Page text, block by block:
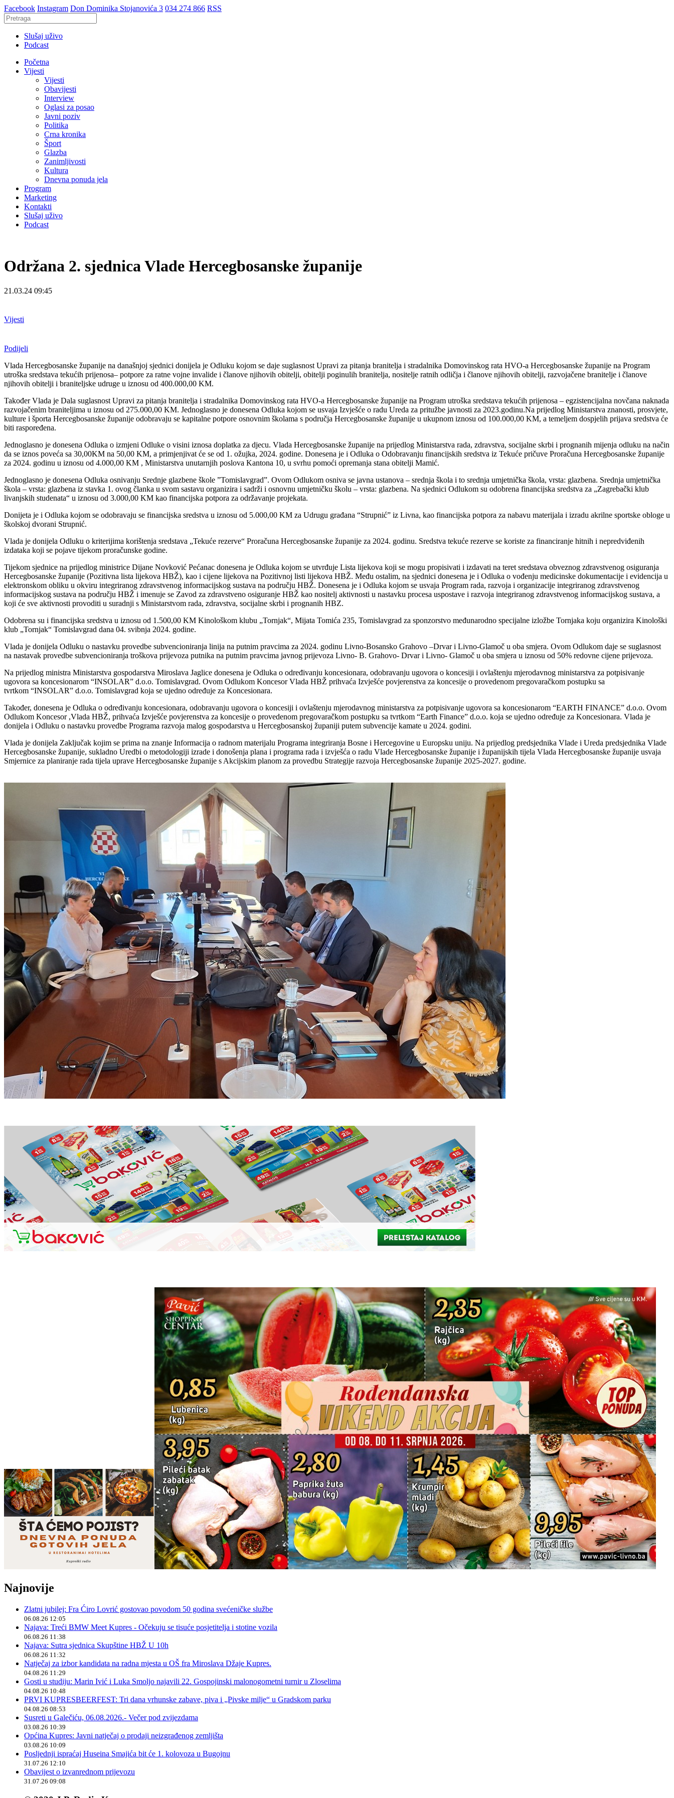
Facebook Instagram Don Dominika Stojanovića 3 034 274 866 RSS
Slušaj uživo
Podcast
Početna
Vijesti
Vijesti
Obavijesti
Interview
Oglasi za posao
Javni poziv
Politika
Crna kronika
Šport
Glazba
Zanimljivosti
Kultura
Dnevna ponuda jela
Program
Marketing
Kontakti
Slušaj uživo
Podcast
Održana 2. sjednica Vlade Hercegbosanske županije
21.03.24 09:45
Vijesti
Podijeli
Vlada Hercegbosanske županije na današnjoj sjednici donijela je Odluku kojom se daje suglasnost Upravi za pitanja branitelja i stradalnika Domovinskog rata HVO-a Hercegbosanske županije na Program
utroška sredstava tekućih prijenosa– potpore za ratne vojne invalide i članove njihovih obitelji, obitelji poginulih branitelja, nositelje ratnih odličja i članove njihovih obitelji, razvojačene branitelje i članove
njihovih obitelji i braniteljske udruge u iznosu od 400.000,00 KM.
Također Vlada je Dala suglasnost Upravi za pitanja branitelja i stradalnika Domovinskog rata HVO-a Hercegbosanske županije na Program utroška sredstava tekućih prijenosa – egzistencijalna novčana naknada
razvojačenim braniteljima u iznosu od 275.000,00 KM. Jednoglasno je donesena Odluka kojom se usvaja Izvješće o radu Ureda za pritužbe javnosti za 2023.godinu.Na prijedlog Ministarstva znanosti, prosvjete,
kulture i športa Hercegbosanske županije odobravaju se kapitalne potpore osnovnim školama s područja Hercegbosanske županije u ukupnom iznosu od 100.000,00 KM, a temeljem dospjelih prijava sredstva će
biti raspoređena.
Jednoglasno je donesena Odluka o izmjeni Odluke o visini iznosa doplatka za djecu. Vlada Hercegbosanske županije na prijedlog Ministarstva rada, zdravstva, socijalne skrbi i prognanih mijenja odluku na način
da se iznos poveća sa 30,00KM na 50,00 KM, a primjenjivat će se od 1. ožujka, 2024. godine. Donesena je i Odluka o Odobravanju financijskih sredstva iz Tekuće pričuve Proračuna Hercegbosanske županije
za 2024. godinu u iznosu od 4.000,00 KM , Ministarstva unutarnjih poslova Kantona 10, u svrhu pomoći opremanja stana obitelji Mamić.
Jednoglasno je donesena Odluka osnivanju Srednje glazbene škole ”Tomislavgrad”. Ovom Odlukom osniva se javna ustanova – srednja škola i to srednja umjetnička škola, vrsta: glazbena. Srednja umjetnička
škola – vrsta: glazbena iz stavka 1. ovog članka u svom sastavu organizira i sadrži i osnovnu umjetničku školu – vrsta: glazbena. Na sjednici Odlukom su odobrena financijska sredstva za „Zagrebački klub
livanjskih studenata“ u iznosu od 3.000,00 KM kao financijska potpora za održavanje projekata.
Donijeta je i Odluka kojom se odobravaju se financijska sredstva u iznosu od 5.000,00 KM za Udrugu građana “Strupnić” iz Livna, kao financijska potpora za nabavu materijala i izradu akrilne sportske obloge u
školskoj dvorani Strupnić.
Vlada je donijela Odluku o kriterijima korištenja sredstava „Tekuće rezerve“ Proračuna Hercegbosanske županije za 2024. godinu. Sredstva tekuće rezerve se koriste za financiranje hitnih i nepredviđenih
izdataka koji se pojave tijekom proračunske godine.
Tijekom sjednice na prijedlog ministrice Dijane Novković Pećanac donesena je Odluka kojom se utvrđuje Lista lijekova koji se mogu propisivati i izdavati na teret sredstava obveznog zdravstvenog osiguranja
Hercegbosanske županije (Pozitivna lista lijekova HBŽ), kao i cijene lijekova na Pozitivnoj listi lijekova HBŽ. Među ostalim, na sjednici donesena je i Odluka o vođenju medicinske dokumentacije i evidencija u
elektronskom obliku u okviru integriranog zdravstvenog informacijskog sustava na području HBŽ. Donesena je i Odluka kojom se usvaja Program rada, razvoja i organizacije integriranog zdravstvenog
informacijskog sustava na području HBŽ i imenuje se Zavod za zdravstveno osiguranje HBŽ kao nositelj aktivnosti u nastavku procesa uspostave i razvoja integriranog zdravstvenog informacijskog sustava, a
koji će sve aktivnosti provoditi u suradnji s Ministarstvom rada, zdravstva, socijalne skrbi i prognanih HBZ.
Odobrena su i financijska sredstva u iznosu od 1.500,00 KM Kinološkom klubu „Tornjak“, Mijata Tomića 235, Tomislavgrad za sponzorstvo međunarodno specijalne izložbe Tornjaka koju organizira Kinološki
klub „Tornjak“ Tomislavgrad dana 04. svibnja 2024. godine.
Vlada je donijela Odluku o nastavku provedbe subvencioniranja linija na putnim pravcima za 2024. godinu Livno-Bosansko Grahovo –Drvar i Livno-Glamoč u oba smjera. Ovom Odlukom daje se suglasnost
na nastavak provedbe subvencioniranja troškova prijevoza putnika na putnim pravcima javnog prijevoza Livno- B. Grahovo- Drvar i Livno- Glamoč u oba smjera u iznosu od 50% redovne cijene prijevoza.
Na prijedlog ministra Ministarstva gospodarstva Miroslava Jaglice donesena je Odluka o određivanju koncesionara, odobravanju ugovora o koncesiji i ovlaštenju mjerodavnog ministarstva za potpisivanje
ugovora sa koncesionarom “INSOLAR” d.o.o. Tomislavgrad. Ovom Odlukom Koncesor Vlada HBŽ prihvaća Izvješće povjerenstva za koncesije o provedenom pregovaračkom postupku sa
tvrtkom “INSOLAR” d.o.o. Tomislavgrad koja se ujedno određuje za Koncesionara.
Također, donesena je Odluka o određivanju koncesionara, odobravanju ugovora o koncesiji i ovlaštenju mjerodavnog ministarstva za potpisivanje ugovora sa koncesionarom “EARTH FINANCE” d.o.o. Ovom
Odlukom Koncesor ,Vlada HBŽ, prihvaća Izvješće povjerenstva za koncesije o provedenom pregovaračkom postupku sa tvrtkom “Earth Finance” d.o.o. koja se ujedno određuje za Koncesionara. Vlada je
donijela i Odluku o nastavku provedbe Programa razvoja malog gospodarstva u Hercegbosanskoj županiji putem subvencije kamate u 2024. godini.
Vlada je donijela Zaključak kojim se prima na znanje Informacija o radnom materijalu Programa integriranja Bosne i Hercegovine u Europsku uniju. Na prijedlog predsjednika Vlade i Ureda predsjednika Vlade
Hercegbosanske županije, sukladno Uredbi o metodologiji izrade i donošenja plana i programa rada i izvješća o radu Vlade Hercegbosanske županije i županijskih tijela Vlada Hercegbosanske županije usvaja
Smjernice za planiranje rada tijela uprave Hercegbosanske županije s Akcijskim planom za provedbu Strategije razvoja Hercegbosanske županije 2025-2027. godine.
Najnovije
Zlatni jubilej: Fra Ćiro Lovrić gostovao povodom 50 godina svećeničke službe
06.08.26 12:05
Najava: Treći BMW Meet Kupres - Očekuju se tisuće posjetitelja i stotine vozila
06.08.26 11:38
Najava: Sutra sjednica Skupštine HBŽ U 10h
06.08.26 11:32
Natječaj za izbor kandidata na radna mjesta u OŠ fra Miroslava Džaje Kupres.
04.08.26 11:29
Gosti u studiju: Marin Ivić i Luka Smoljo najavili 22. Gospojinski malonogometni turnir u Zloselima
04.08.26 10:48
PRVI KUPRESBEERFEST: Tri dana vrhunske zabave, piva i „Pivske milje“ u Gradskom parku
04.08.26 08:53
Susreti u Galečiću, 06.08.2026.- Večer pod zvijezdama
03.08.26 10:39
Općina Kupres: Javni natječaj o prodaji neizgrađenog zemljišta
03.08.26 10:09
Posljednji ispraćaj Huseina Smajića bit će 1. kolovoza u Bugojnu
31.07.26 12:10
Obavijest o izvanrednom prijevozu
31.07.26 09:08